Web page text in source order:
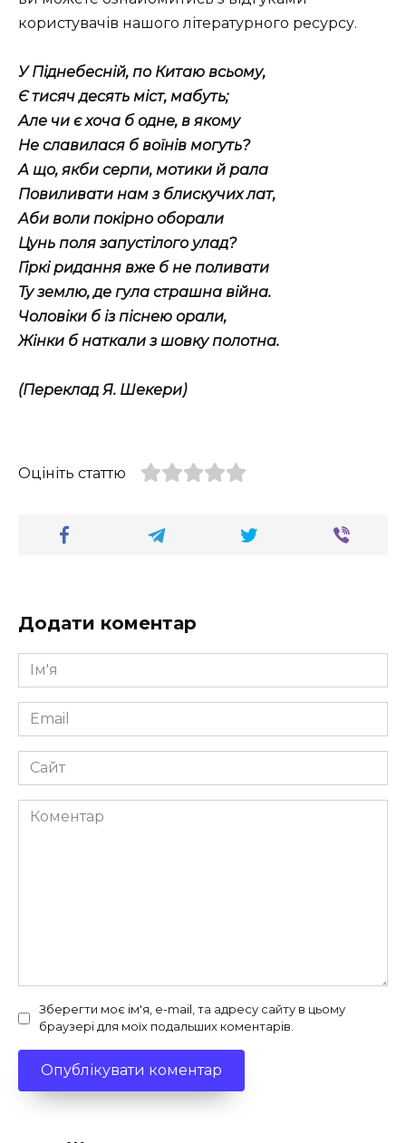
користувачів нашого літературного ресурсу.
У Піднебесній, по Китаю всьому,
Є тисяч десять міст, мабуть;
Але чи є хоча б одне, в якому
Не славилася б воїнів могуть?
А що, якби серпи, мотики й рала
Повиливати нам з блискучих лат,
Аби воли покірно оборали
Цунь поля запустілого улад?
Гіркі ридання вже б не поливати
Ту землю, де гула страшна війна.
Чоловіки б із піснею орали,
Жінки б наткали з шовку полотна.
(Переклад Я. Шекери)
Оцініть статтю
Додати коментар
Ім'я
*
Email
*
Сайт
Коментар
Зберегти моє ім'я, e-mail, та адресу сайту в цьому
браузері для моїх подальших коментарів.